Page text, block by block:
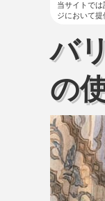
当サイトで
ジにおいて提
バ
の